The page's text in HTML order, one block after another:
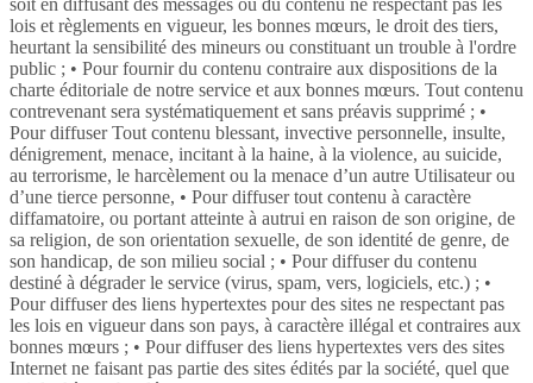
soit en diffusant des messages ou du contenu ne respectant pas les
lois et règlements en vigueur, les bonnes mœurs, le droit des tiers,
heurtant la sensibilité des mineurs ou constituant un trouble à l'ordre
public ; • Pour fournir du contenu contraire aux dispositions de la
charte éditoriale de notre service et aux bonnes mœurs. Tout contenu
contrevenant sera systématiquement et sans préavis supprimé ; •
Pour diffuser Tout contenu blessant, invective personnelle, insulte,
dénigrement, menace, incitant à la haine, à la violence, au suicide,
au terrorisme, le harcèlement ou la menace d’un autre Utilisateur ou
d’une tierce personne, • Pour diffuser tout contenu à caractère
diffamatoire, ou portant atteinte à autrui en raison de son origine, de
sa religion, de son orientation sexuelle, de son identité de genre, de
son handicap, de son milieu social ; • Pour diffuser du contenu
destiné à dégrader le service (virus, spam, vers, logiciels, etc.) ; •
Pour diffuser des liens hypertextes pour des sites ne respectant pas
les lois en vigueur dans son pays, à caractère illégal et contraires aux
bonnes mœurs ; • Pour diffuser des liens hypertextes vers des sites
Internet ne faisant pas partie des sites édités par la société, quel que